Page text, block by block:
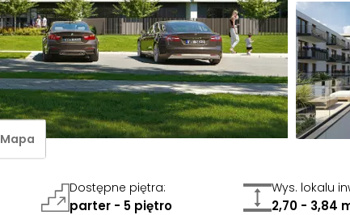
Mapa
Dostępne piętra:
parter - 5 piętro
Wys. lokalu
2,70 - 3,84